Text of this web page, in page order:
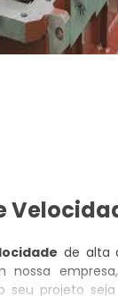
de alta
seu projeto